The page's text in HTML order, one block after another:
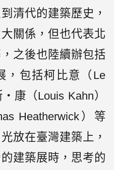
清代的建築歷史，
關係，但也代表北
之後也陸續辦包括
，包括柯比意（Le
康（Louis Kahn）
Heatherwick）等
放在臺灣建築上，
建築展時，思考的